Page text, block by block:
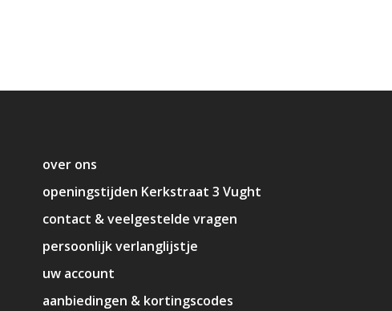
over ons
openingstijden Kerkstraat 3 Vught
contact & veelgestelde vragen
persoonlijk verlanglijstje
uw account
aanbiedingen & kortingscodes